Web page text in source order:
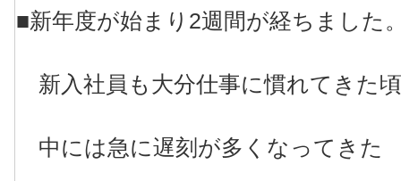
■新年度が始まり2週間が経ちました
新入社員も大分仕事に慣れてきた
中には急に遅刻が多くなってきた